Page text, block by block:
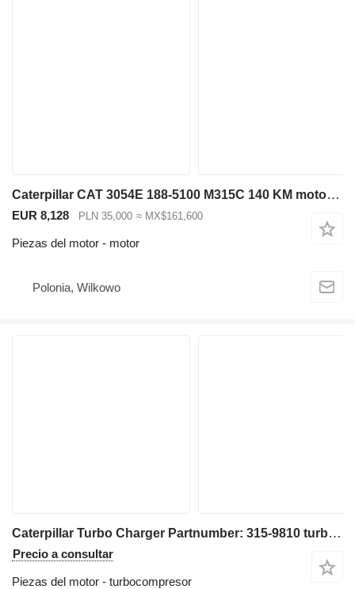
Caterpillar CAT 3054E 188-5100 M315C 140 KM motor para cargadora de ruedas telescópica
EUR 8,128 PLN 35,000 ≈ MX$161,600
Piezas del motor - motor
Polonia, Wilkowo
Caterpillar Turbo Charger Partnumber: 315-9810 turbocompresor para Caterpillar Turbo Charger Partnumber: 315-9810
Precio a consultar
Piezas del motor - turbocompresor